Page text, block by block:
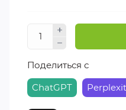
Поделиться с
ChatGPT